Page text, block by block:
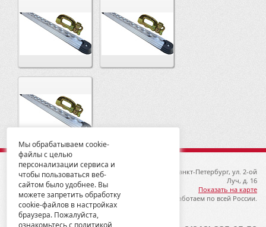
© 2012-2026 ГК Металлопродукция
192019, Санкт-Петербург, ул. 2-ой
Луч, д. 16
Показать на карте
Мы работаем по всей России.
Мы обрабатываем cookie-
файлы с целью
персонализации сервиса и
чтобы пользоваться веб-
сайтом было удобнее. Вы
можете запретить обработку
cookie-файлов в настройках
браузера. Пожалуйста,
ознакомьтесь с политикой